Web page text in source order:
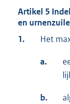
Artikel 5
en
1.
Het
a.
b.